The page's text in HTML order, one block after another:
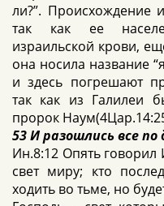
ли?”. Происхождение
так как ее
израильской крови,
она носила название
и здесь погрешают
так как из Галилеи
пророк
53 И разошлись все
Ин.8:12 Опять говорил
свет миру; кто
ходить во тьме, но